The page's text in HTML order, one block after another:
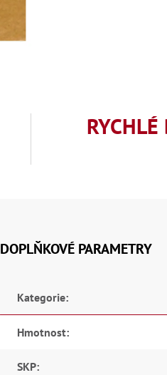
DOPLŇKOVÉ PARAMETRY
Kategorie:
Hmotnost:
SKP: